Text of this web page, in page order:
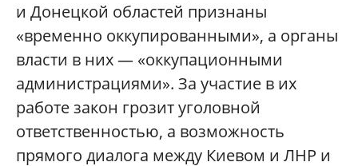
и Донецкой областей признаны
«временно оккупированными», а органы
власти в них — «оккупационными
администрациями». За участие в их
работе закон грозит уголовной
ответственностью, а возможность
прямого диалога между Киевом и ЛНР и